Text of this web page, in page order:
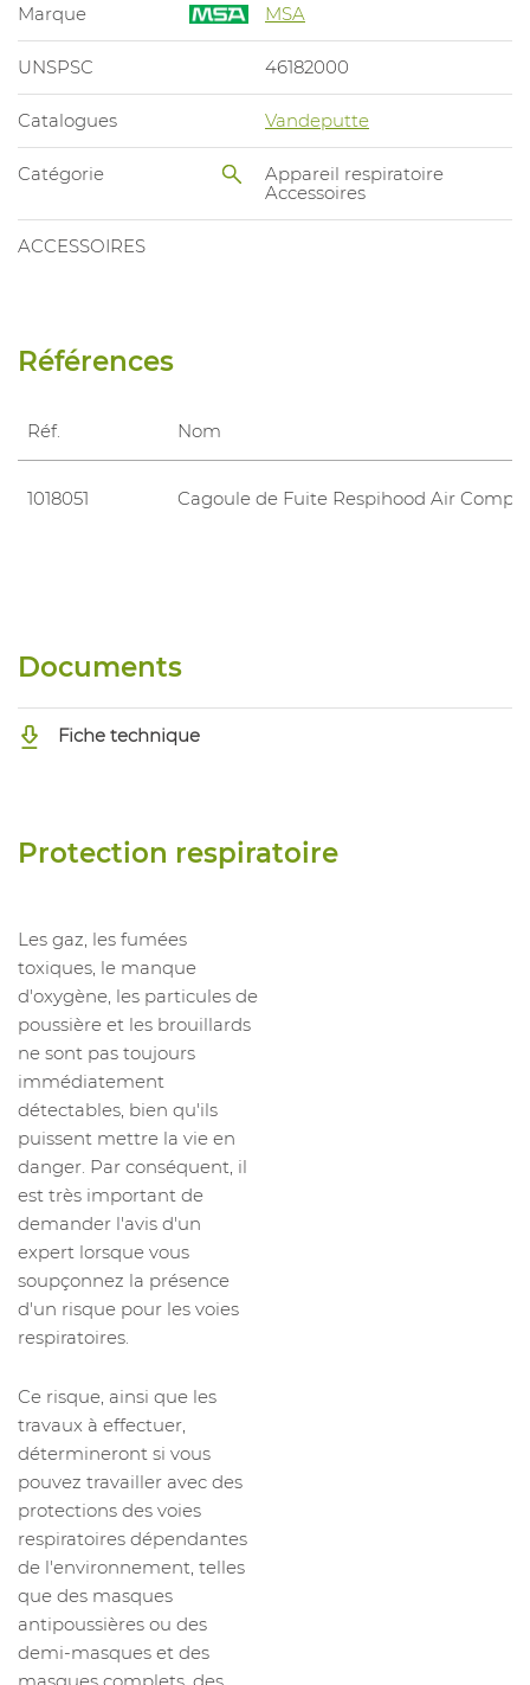
Marque MSA
UNSPSC 46182000
Catalogues Vandeputte
Catégorie
Appareil respiratoire
Accessoires
ACCESSOIRES
Références
Réf. Nom
1018051 Cagoule de Fuite Respihood Air Comp
Documents
Fiche technique
Protection respiratoire
Les gaz, les fumées
toxiques, le manque
d'oxygène, les particules de
poussière et les brouillards
ne sont pas toujours
immédiatement
détectables, bien qu'ils
puissent mettre la vie en
danger. Par conséquent, il
est très important de
demander l'avis d'un
expert lorsque vous
soupçonnez la présence
d'un risque pour les voies
respiratoires.
Ce risque, ainsi que les
travaux à effectuer,
détermineront si vous
pouvez travailler avec des
protections des voies
respiratoires dépendantes
de l'environnement, telles
que des masques
antipoussières ou des
demi-masques et des